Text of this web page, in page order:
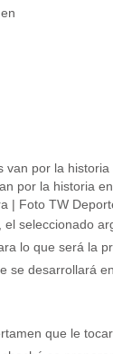
por la historia
| Foto TW
el seleccionado
lo que será la
se desarrollará
que le